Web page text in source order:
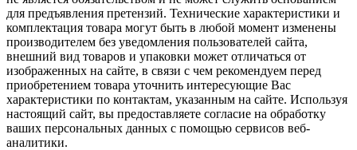
для предъявления претензий. Технические характеристики и
комплектация товара могут быть в любой момент изменены
производителем без уведомления пользователей сайта,
внешний вид товаров и упаковки может отличаться от
изображенных на сайте, в связи с чем рекомендуем перед
приобретением товара уточнить интересующие Вас
характеристики по контактам, указанным на сайте. Используя
настоящий сайт, вы предоставляете согласие на обработку
ваших персональных данных с помощью сервисов веб-
аналитики.